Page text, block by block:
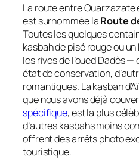
La route entre Ouarzazate
est surnommée laRoute
Toutes les quelques
kasbah de pisé rouge ou
les rives de l’oued Dadès
état de conservation,
romantiques. La kasbah
que nous avons déjà
spécifique, est la plus
d’autres kasbahs moins
offrent des arrêts photo
touristique.